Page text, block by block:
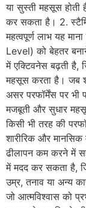
या सुस्ती महसूस
कर सकता है। 2.
महत्वपूर्ण लाभ यह
Level) को बेहतर
में एक्टिवनेस बढ़ती है,
महसूस करता है। जब
असर परफॉर्मेंस पर
मजबूती और सुधार
किसी भी तरह की
शारीरिक और
ढीलापन कम करने में
में मदद कर सकता है,
उम्र, तनाव या अन्य
जो आत्मविश्वास को